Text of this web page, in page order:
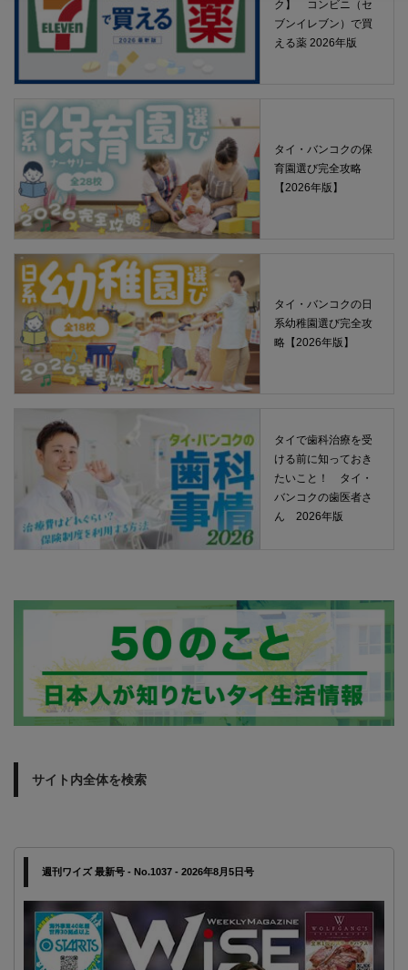
ク】 コンビニ（セ
ブンイレブン）で買
える薬 2026年版
タイ・バンコクの保
育園選び完全攻略
【2026年版】
タイ・バンコクの日
系幼稚園選び完全攻
略【2026年版】
タイで歯科治療を受
ける前に知っておき
たいこと！ タイ・
バンコクの歯医者さ
ん 2026年版
サイト内全体を検索
週刊ワイズ 最新号 - No.1037 - 2026年8月5日号